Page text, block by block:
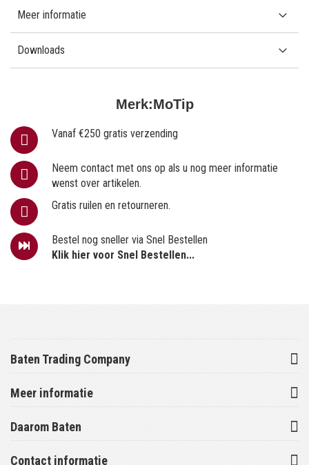
Merk:MoTip
Vanaf €250 gratis verzending
Neem contact met ons op als u nog meer informatie
wenst over artikelen.
Gratis ruilen en retourneren.
Bestel nog sneller via Snel Bestellen
Klik hier voor Snel Bestellen...
Meer informatie
Downloads
Baten Trading Company
Meer informatie
Daarom Baten
Contact informatie